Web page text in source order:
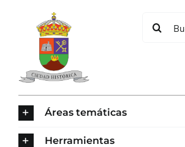
contenido
Buscar:
Áreas temáticas
Herramientas